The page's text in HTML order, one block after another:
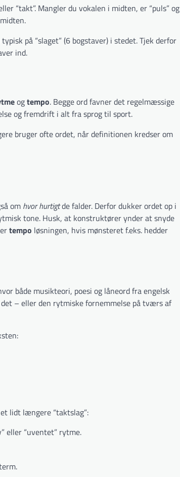
“takt”. Mangler du vokalen i midten, er “puls” og
på “slaget” (6 bogstaver) i stedet. Tjek derfor
ind.
ogtempo. Begge ord favner det regelmæssige
og fremdrift i alt fra sprog til sport.
bruger ofte ordet, når definitionen kredser om
om hvor hurtigtde falder. Derfor dukker ordet op i
tone. Husk, at konstruktører ynder at snyde
tempo løsningen, hvis mønsteret f.eks. hedder
både musikteori, poesi og låneord fra engelsk
– eller den rytmiske fornemmelse på tværs af
lidt længere “taktslag”:
eller “uventet” rytme.